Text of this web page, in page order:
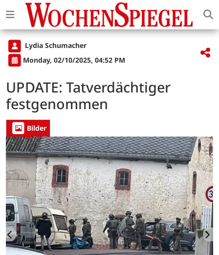
Lydia Schumacher
Monday, 02/10/2025, 04:52 PM
UPDATE: Tatverdächtiger
festgenommen
Bilder